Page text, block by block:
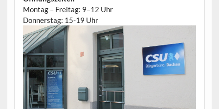
Montag – Freitag: 9–12 Uhr
Donnerstag: 15-19 Uhr